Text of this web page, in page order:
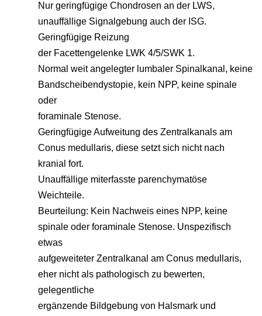
Nur geringfügige Chondrosen an der LWS,
unauffällige Signalgebung auch der ISG.
Geringfügige Reizung
der Facettengelenke LWK 4/5/SWK 1.
Normal weit angelegter lumbaler Spinalkanal, keine
Bandscheibendystopie, kein NPP, keine spinale
oder
foraminale Stenose.
Geringfügige Aufweitung des Zentralkanals am
Conus medullaris, diese setzt sich nicht nach
kranial fort.
Unauffällige miterfasste parenchymatöse
Weichteile.
Beurteilung: Kein Nachweis eines NPP, keine
spinale oder foraminale Stenose. Unspezifisch
etwas
aufgeweiteter Zentralkanal am Conus medullaris,
eher nicht als pathologisch zu bewerten,
gelegentliche
ergänzende Bildgebung von Halsmark und